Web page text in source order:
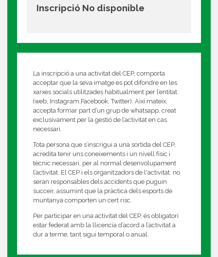
Inscripció No disponible
La inscripció a una activitat del CEP, comporta
acceptar que la seva imatge es pot difondre en les
xarxes socials utilitzades habitualment per l’entitat.
(web, Instagram,Facebook, Twitter). Així mateix,
accepta formar part d’un grup de whatsapp, creat
exclusivament per la gestió de l’activitat en cas
necessari.
Tota persona que s’inscrigui a una sortida del CEP,
acredita tenir uns coneixements i un nivell físic i
tècnic necessari, per al normal desenvolupament
l’activitat. El CEP i els organitzadors de l'activitat, no
seran responsables dels accidents que puguin
succeir, assumint que la pràctica dels esports de
muntanya comporten un cert risc.
Per participar en una activitat del CEP, és obligatori
estar federat amb la llicencia d’acord a l’activitat a
dur a terme, tant sigui temporal o anual.